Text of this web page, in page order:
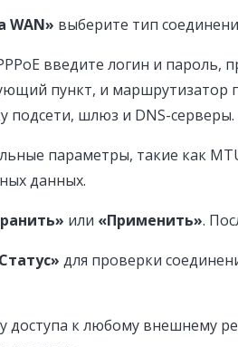
WAN» выберите тип
введите логин и
пункт, и маршрутизатор
подсети, шлюз и DNS-серверы.
параметры, такие как
данных.
или «Применить».
для проверки
доступа к любому внешнему